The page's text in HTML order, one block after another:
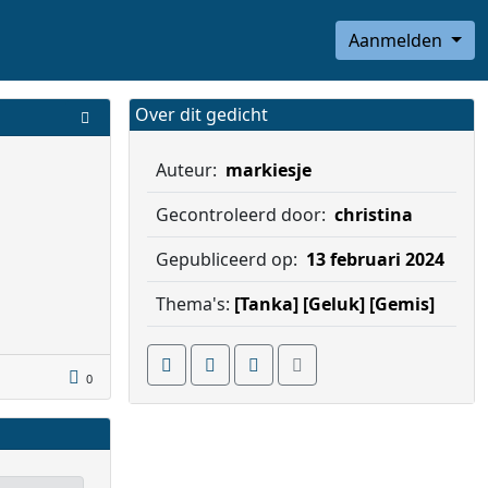
Aanmelden
0
Over dit gedicht
Auteur: markiesje
Gecontroleerd door: christina
Gepubliceerd op: 13 februari 2024
Thema's: [Tanka] [Geluk] [Gemis]